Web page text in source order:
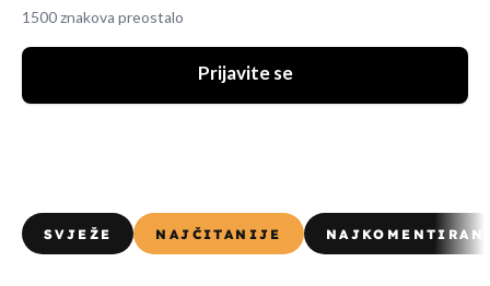
1500 znakova preostalo
Prijavite se
SVJEŽE NAJČITANIJE